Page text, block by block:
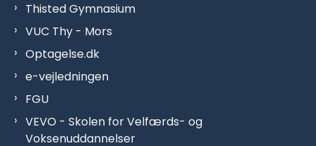
Thisted Gymnasium
VUC Thy - Mors
Optagelse.dk
e-vejledningen
FGU
VEVO - Skolen for Velfærds- og
Voksenuddannelser